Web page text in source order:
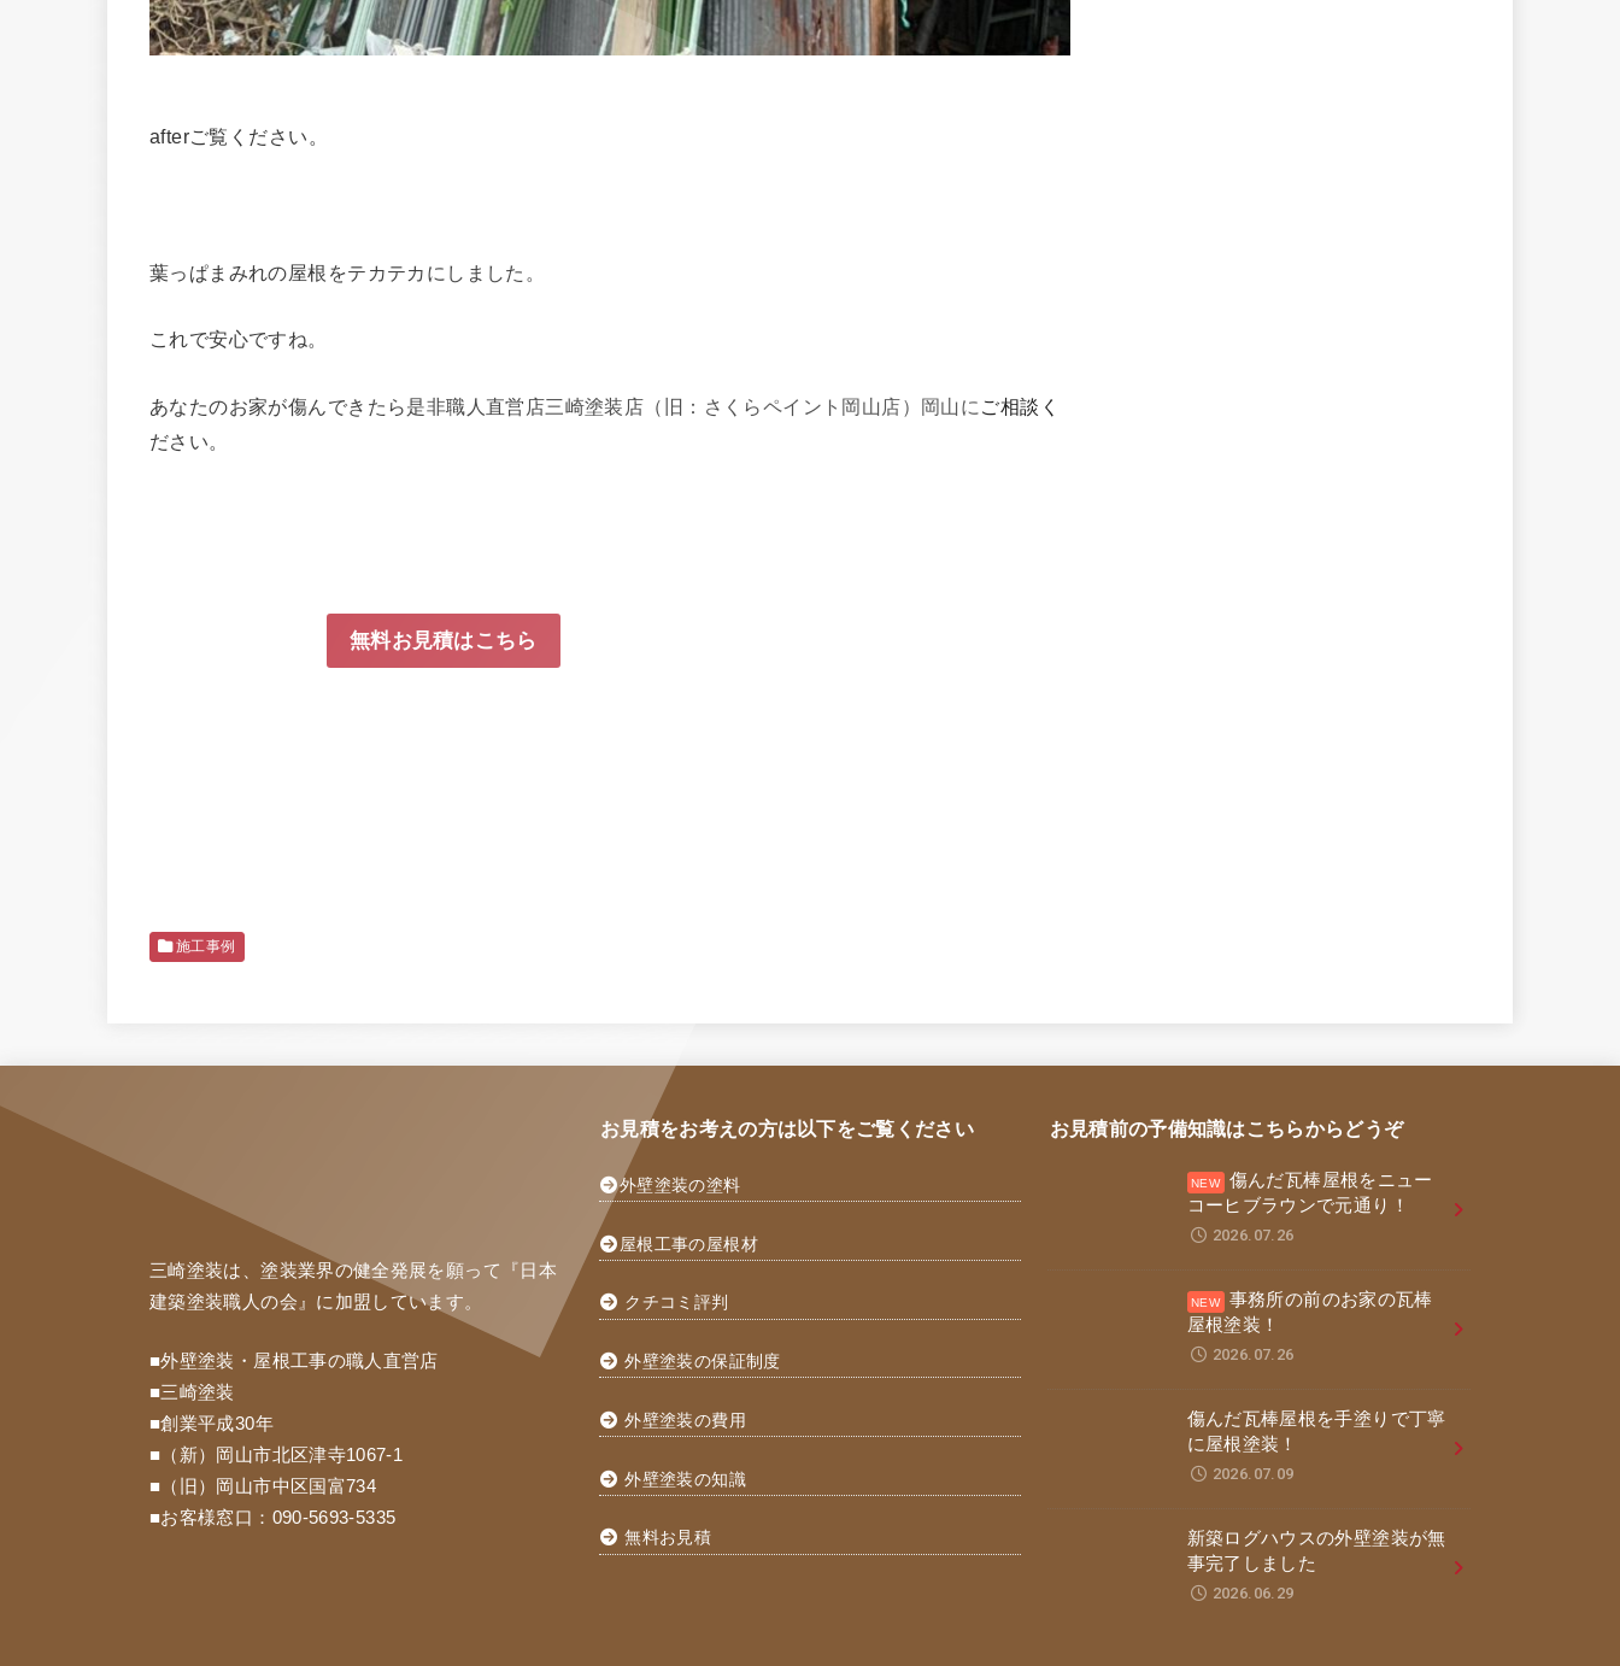
afterご覧ください。
葉っぱまみれの屋根をテカテカにしました。
これで安心ですね。
あなたのお家が傷んできたら是非職人直営店三崎塗装店（旧：さくらペイント岡山店）岡山にご相談く
ださい。
無料お見積はこちら
施工事例
三崎塗装は、塗装業界の健全発展を願って『 日本
建築塗装職人の会 』に加盟しています。
■外壁塗装・屋根工事の職人直営店
■三崎塗装
■創業平成30年
■（新）岡山市北区津寺1067-1
■（旧）岡山市中区国富734
■お客様窓口： 090-5693-5335
お見積をお考えの方は以下をご覧ください
外壁塗装の塗料
屋根工事の屋根材
クチコミ評判
外壁塗装の保証制度
外壁塗装の費用
外壁塗装の知識
無料お見積
お見積前の予備知識はこちらからどうぞ
傷んだ瓦棒屋根をニュー
コーヒブラウンで元通り！
2026.07.26
事務所の前のお家の瓦棒
屋根塗装！
2026.07.26
傷んだ瓦棒屋根を手塗りで丁寧
に屋根塗装！
2026.07.09
新築ログハウスの外壁塗装が無
事完了しました
2026.06.29